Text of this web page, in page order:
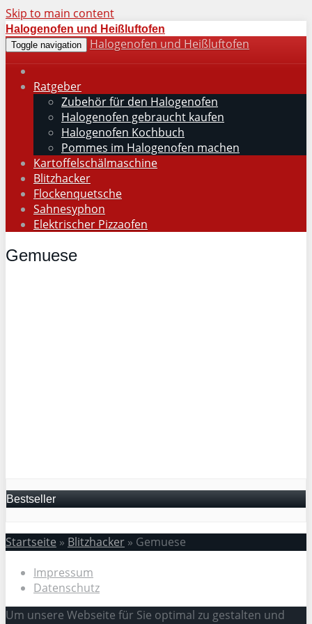
Skip to main content
Halogenofen und Heißluftofen
Toggle navigation Halogenofen und Heißluftofen
Ratgeber
Zubehör für den Halogenofen
Halogenofen gebraucht kaufen
Halogenofen Kochbuch
Pommes im Halogenofen machen
Kartoffelschälmaschine
Blitzhacker
Flockenquetsche
Sahnesyphon
Elektrischer Pizzaofen
Gemuese
Bestseller
Startseite » Blitzhacker » Gemuese
Impressum
Datenschutz
Um unsere Webseite für Sie optimal zu gestalten und